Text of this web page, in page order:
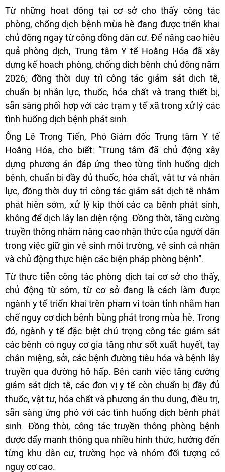
Từ những hoạt động tại cơ sở cho thấy công tác
phòng, chống dịch bệnh mùa hè đang được triển khai
chủ động ngay từ cộng đồng dân cư. Để nâng cao hiệu
quả phòng dịch, Trung tâm Y tế Hoằng Hóa đã xây
dựng kế hoạch phòng, chống dịch bệnh chủ động năm
2026; đồng thời duy trì công tác giám sát dịch tễ,
chuẩn bị nhân lực, thuốc, hóa chất và trang thiết bị,
sẵn sàng phối hợp với các trạm y tế xã trong xử lý các
tình huống dịch bệnh phát sinh.
Ông Lê Trọng Tiến, Phó Giám đốc Trung tâm Y tế
Hoằng Hóa, cho biết: “Trung tâm đã chủ động xây
dựng phương án đáp ứng theo từng tình huống dịch
bệnh, chuẩn bị đầy đủ thuốc, hóa chất, vật tư và nhân
lực, đồng thời duy trì công tác giám sát dịch tễ nhằm
phát hiện sớm, xử lý kịp thời các ca bệnh phát sinh,
không để dịch lây lan diện rộng. Đồng thời, tăng cường
truyền thông nhằm nâng cao nhận thức của người dân
trong việc giữ gìn vệ sinh môi trường, vệ sinh cá nhân
và chủ động thực hiện các biện pháp phòng bệnh”.
Từ thực tiễn công tác phòng dịch tại cơ sở cho thấy,
chủ động từ sớm, từ cơ sở đang là cách làm được
ngành y tế triển khai trên phạm vi toàn tỉnh nhằm hạn
chế nguy cơ dịch bệnh bùng phát trong mùa hè. Trong
đó, ngành y tế đặc biệt chú trọng công tác giám sát
các bệnh có nguy cơ gia tăng như sốt xuất huyết, tay
chân miệng, sởi, các bệnh đường tiêu hóa và bệnh lây
truyền qua đường hô hấp. Bên cạnh việc tăng cường
giám sát dịch tễ, các đơn vị y tế còn chuẩn bị đầy đủ
thuốc, vật tư, hóa chất và phương án thu dung, điều trị,
sẵn sàng ứng phó với các tình huống dịch bệnh phát
sinh. Đồng thời, công tác truyền thông phòng bệnh
được đẩy mạnh thông qua nhiều hình thức, hướng đến
từng khu dân cư, trường học và nhóm đối tượng có
nguy cơ cao.